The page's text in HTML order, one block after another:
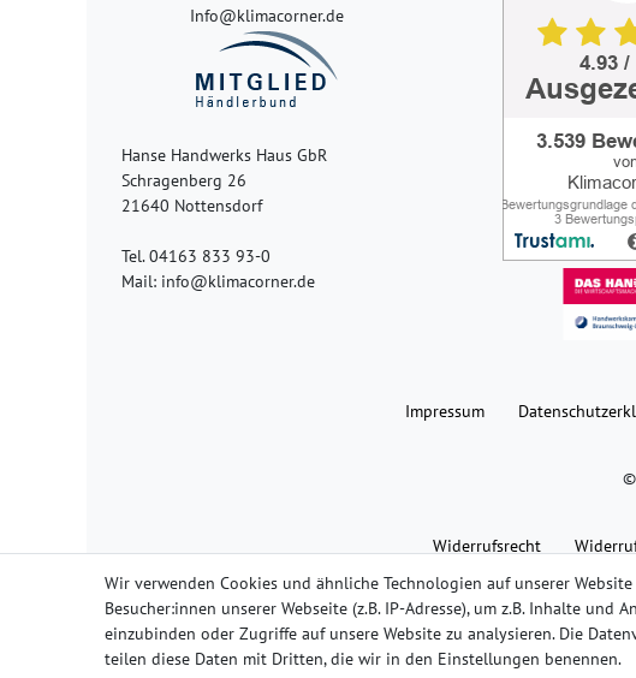
Info@klimacorner.de
Hanse Handwerks Haus GbR
Schragenberg 26
21640 Nottensdorf
Tel. 04163 833 93-0
Mail: info@klimacorner.de
Impressum
Wir verwenden Cookies und ähnliche Technologien auf unserer
Besucher:innen unserer Webseite (z.B. IP-Adresse), um z.B. Inhalte
einzubinden oder Zugriffe auf unsere Website zu analysieren. Die
teilen diese Daten mit Dritten, die wir in den Einstellungen benennen.
©
Widerrufs­recht